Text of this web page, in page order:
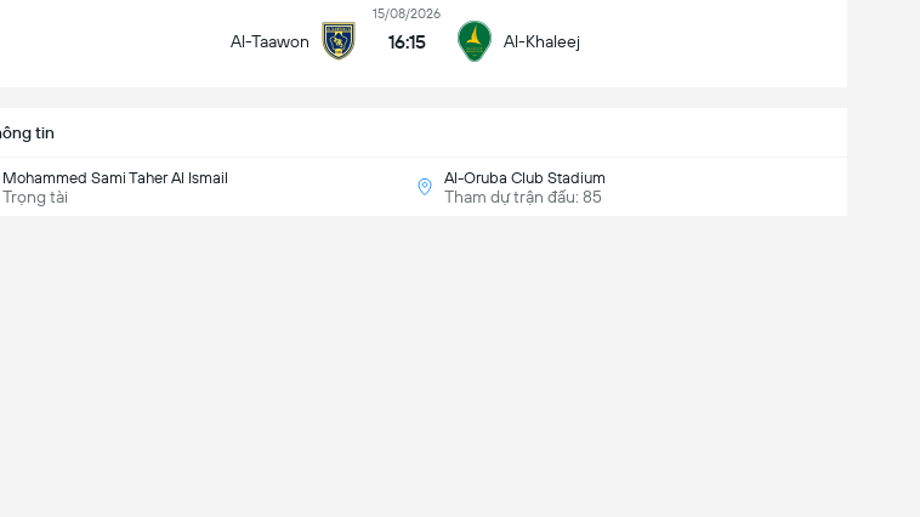
Al-Taawon
15/08/2026
16:15 Al-Khaleej
tin
Mohammed Sami Taher Al Ismail
Trọng tài
Al-Oruba Club Stadium
Tham dự trận đấu: 85